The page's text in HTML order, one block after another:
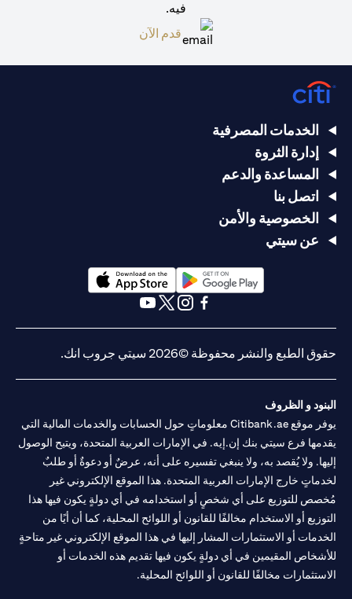
فيه.
قدم الآن
الخدمات المصرفية
إدارة الثروة
المساعدة والدعم
اتصل بنا
الخصوصية والأمن
عن سيتي
(opens in a new tab)
حقوق الطبع والنشر محفوظة ©2026 سيتي جروب انك.
البنود و الظروف
يوفر موقع Citibank.ae معلوماتٍ حول الحسابات والخدمات المالية التي
يقدمها فرع سيتي بنك إن.إيه. في الإمارات العربية المتحدة، ويتيح الوصول
إليها. ولا يُقصد به، ولا ينبغي تفسيره على أنه، عرضٌ أو دعوةٌ أو طلبٌ
لخدماتٍ خارج الإمارات العربية المتحدة. هذا الموقع الإلكتروني غير
مُخصص للتوزيع على أي شخصٍ أو استخدامه في أي دولةٍ يكون فيها هذا
التوزيع أو الاستخدام مخالفًا للقانون أو اللوائح المحلية، كما أن أيًا من
الخدمات أو الاستثمارات المشار إليها في هذا الموقع الإلكتروني غير متاحةٍ
للأشخاص المقيمين في أي دولةٍ يكون فيها تقديم هذه الخدمات أو
الاستثمارات مخالفًا للقانون أو اللوائح المحلية.